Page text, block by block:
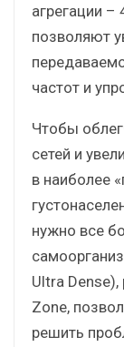
агрегации
позволяют
частот и
Чтобы
сетей и
в наиболее
нужно все
Ultra
Zone,
решить